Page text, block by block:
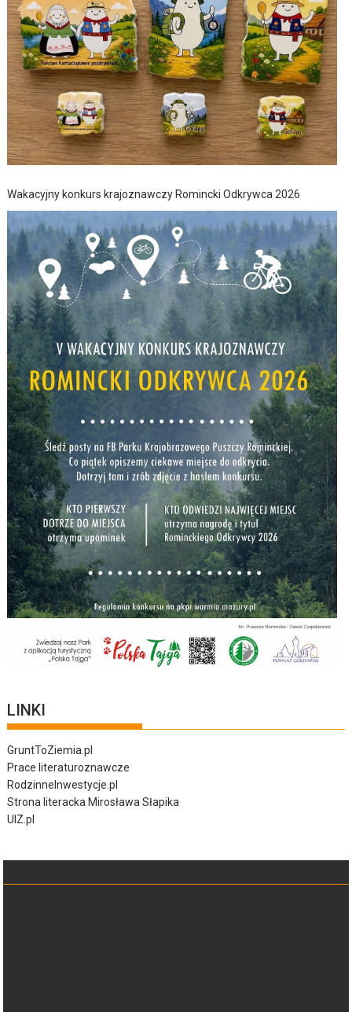
Wakacyjny konkurs krajoznawczy Romincki Odkrywca 2026
LINKI
GruntToZiemia.pl
Prace literaturoznawcze
RodzinneInwestycje.pl
Strona literacka Mirosława Słapika
UIZ.pl